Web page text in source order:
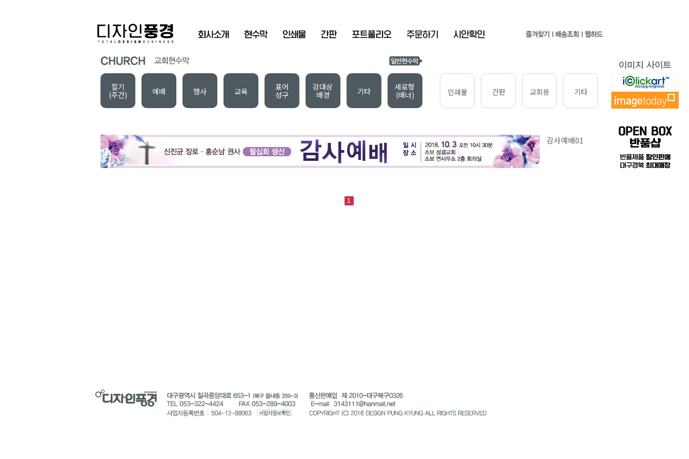
절기
(주간)
예배 행사 교육
표어
성구
강대상
배경
기타
세로형
(배너)
기타
교회용
간판
인쇄물
감사예배01
1